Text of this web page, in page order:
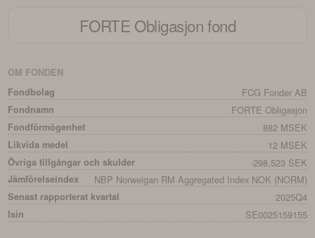
FORTE Obligasjonfond
OM FONDEN
Fondbolag
FCG Fonder AB
Fondnamn FORTE Obligasjon
Fondförmögenhet 882 MSEK
Likvida medel 12 MSEK
Övriga tillgångar och skulder -298,523 SEK
Jämförelseindex NBP Norweigan RM Aggregated Index NOK (NORM)
Senast rapporterat kvartal 2025Q4
Isin SE0025159155